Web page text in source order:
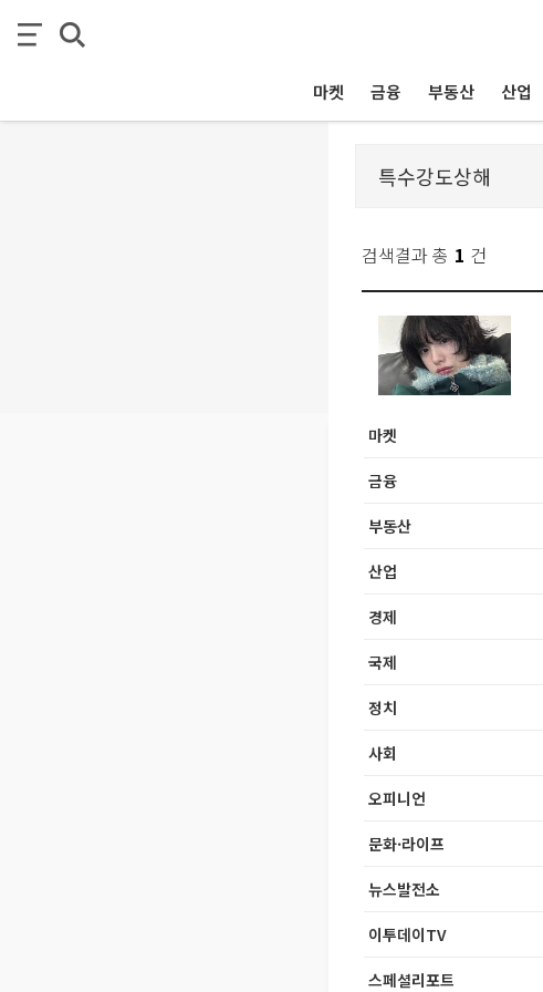
마켓 금융 부동산 산업
검색결과 총 1 건
마켓
금융
부동산
산업
경제
국제
정치
사회
오피니언
문화·라이프
뉴스발전소
이투데이TV
스페셜리포트